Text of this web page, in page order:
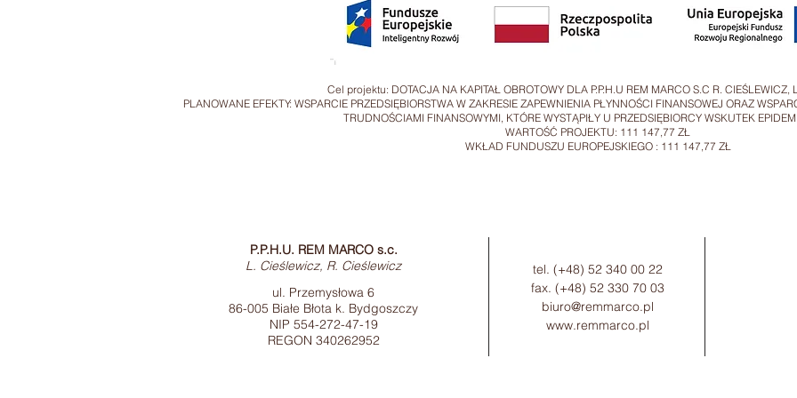
Cel projektu: DOTACJA NA KAPITAŁ OBROTOWY DLA P.P.H.U REM MARCO S.C R. CIEŚLEWICZ,
PLANOWANE EFEKTY: WSPARCIE PRZEDSIĘBIORSTWA W ZAKRESIE ZAPEWNIENIA PŁYNNOŚCI FINANSOWEJ ORAZ
TRUDNOŚCIAMI FINANSOWYMI, KTÓRE WYSTĄPIŁY U PRZEDSIĘBIORCY WSKUTEK
WARTOŚĆ PROJEKTU: 111 147,77 ZŁ
WKŁAD FUNDUSZU EUROPEJSKIEGO : 111 147,77 ZŁ
P.P.H.U. REM MARCO s.c.
L. Cieślewicz, R. Cieślewicz
ul. Przemysłowa 6
86-005 Białe Błota k. Bydgoszczy
NIP 554-272-47-19
REGON 340262952
tel. (+48) 52 340 00 22
fax. (+48) 52 330 70 03
biuro@remmarco.pl
www.remmarco.pl